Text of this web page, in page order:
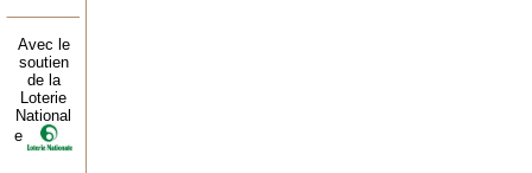
Avec le
soutien
de la
Loterie
National
e